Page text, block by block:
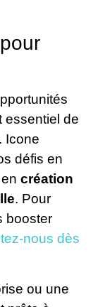
essentiel de
Icone
défis en
création
. Pour
booster
nous dès
ou une